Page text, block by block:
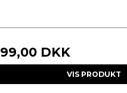
99,00 DKK
VIS PRODUKT